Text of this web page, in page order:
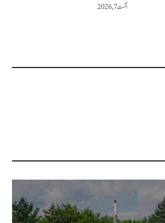
اگست 7, 2026